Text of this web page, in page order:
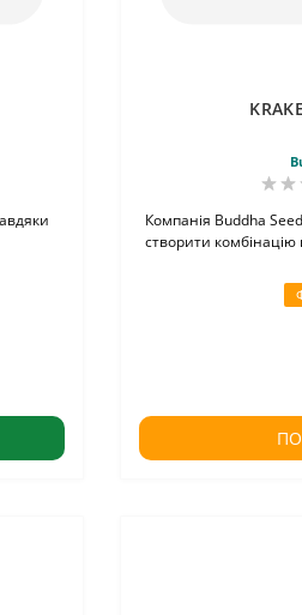
Компанія Buddha
створити комбінацію